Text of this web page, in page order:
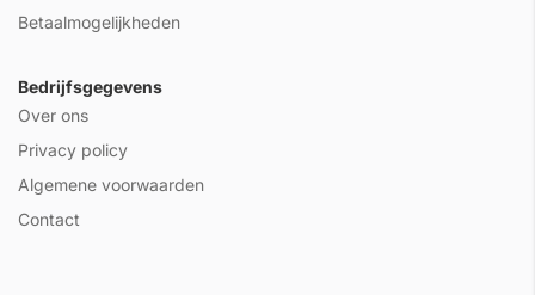
Betaalmogelijkheden
Bedrijfsgegevens
Over ons
Privacy policy
Algemene voorwaarden
Contact